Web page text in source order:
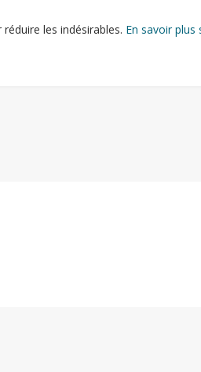
les indésirables. En savoir